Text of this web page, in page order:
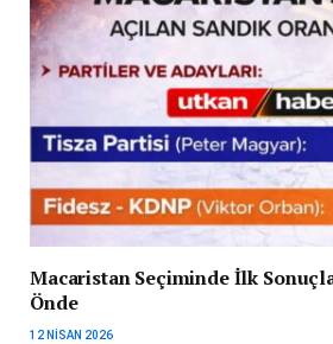
Macaristan Seçiminde İlk
Önde
12 NISAN 2026